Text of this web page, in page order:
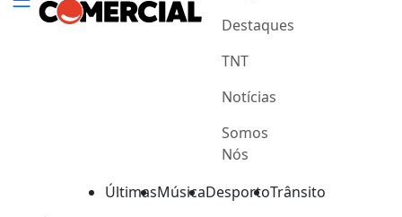
Destaques
TNT
Notícias
Somos
Nós
ÚltimasMúsicaDesportoTrânsito